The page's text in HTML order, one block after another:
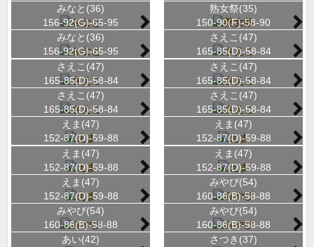
みなと(36)
156-92(G)-65-95
熟女祭(35)
150-90(F)-58-90
みなと(36)
156-92(G)-65-95
さえこ(47)
165-85(D)-58-84
さえこ(47)
165-85(D)-58-84
さえこ(47)
165-85(D)-58-84
さえこ(47)
165-85(D)-58-84
さえこ(47)
165-85(D)-58-84
えま(47)
152-87(D)-59-88
えま(47)
152-87(D)-59-88
えま(47)
152-87(D)-59-88
えま(47)
152-87(D)-59-88
えま(47)
152-87(D)-59-88
みやび(54)
160-86(B)-58-88
みやび(54)
160-86(B)-58-88
みやび(54)
160-86(B)-58-88
あい(42)
さつき(37)